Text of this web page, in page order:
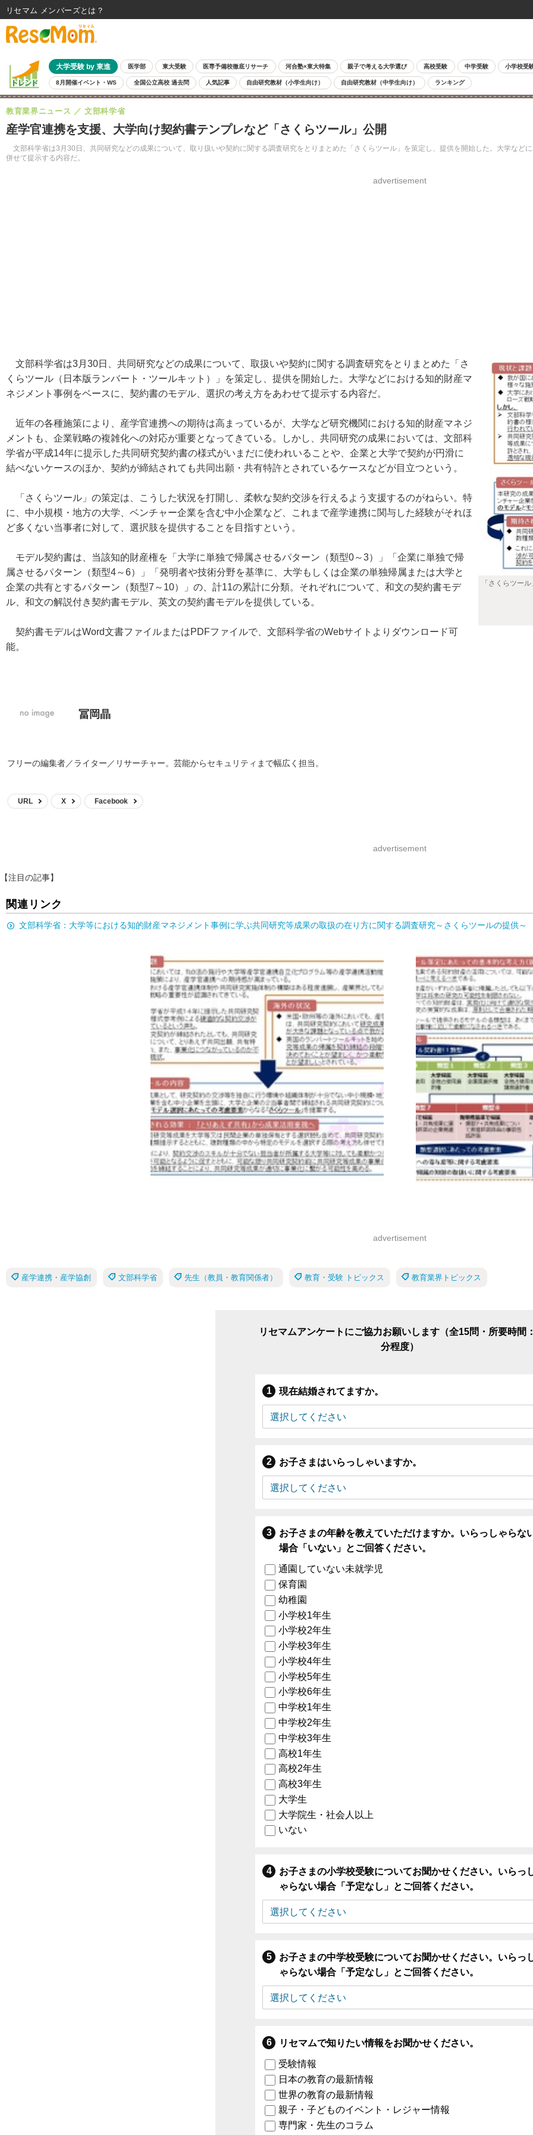
大学受験 by 東進 医学部 東大受験 医専予備校徹底リサーチ 河合塾×東大特集 親子で考える大学選び 高校受験 中学受験 小学校受
8月開催イベント・WS 全国公立高校 過去問 人気記事 自由研究教材（小学生向け） 自由研究教材（中学生向け） ランキング
産学官連携を支援、大学向け契約書テンプレなど「さくらツール」公開
文部科学省は3月30日、共同研究などの成果について、取り扱いや契約に関する調査研究をとりまとめた「さくらツール」を策定し、提供を開始した。大学など
併せて提示する内容だ。
教育業界ニュース 文部科学省
advertisement
「さくらツー
文部科学省は3月30日、共同研究などの成果について、取扱いや契約に関する調査研究をとりまとめた「さ
くらツール（日本版ランバート・ツールキット）」を策定し、提供を開始した。大学などにおける知的財産マ
ネジメント事例をベースに、契約書のモデル、選択の考え方をあわせて提示する内容だ。
近年の各種施策により、産学官連携への期待は高まっているが、大学など研究機関における知的財産マネジ
メントも、企業戦略の複雑化への対応が重要となってきている。しかし、共同研究の成果においては、文部科
学省が平成14年に提示した共同研究契約書の様式がいまだに使われいることや、企業と大学で契約が円滑に
結べないケースのほか、契約が締結されても共同出願・共有特許とされているケースなどが目立つという。
「さくらツール」の策定は、こうした状況を打開し、柔軟な契約交渉を行えるよう支援するのがねらい。特
に、中小規模・地方の大学、ベンチャー企業を含む中小企業など、これまで産学連携に関与した経験がそれほ
ど多くない当事者に対して、選択肢を提供することを目指すという。
モデル契約書は、当該知的財産権を「大学に単独で帰属させるパターン（類型0～3）」「企業に単独で帰
属させるパターン（類型4～6）」「発明者や技術分野を基準に、大学もしくは企業の単独帰属または大学と
企業の共有とするパターン（類型7～10）」の、計11の累計に分類。それぞれについて、和文の契約書モデ
ル、和文の解説付き契約書モデル、英文の契約書モデルを提供している。
契約書モデルはWord文書ファイルまたはPDFファイルで、文部科学省のWebサイトよりダウンロード可
能。
冨岡晶
フリーの編集者／ライター／リサーチャー。芸能からセキュリティまで幅広く担当。
URL X Facebook
advertisement
【注目の記事】
関連リンク
文部科学省：大学等における知的財産マネジメント事例に学ぶ共同研究等成果の取扱の在り方に関する調査研究～さくらツールの提供～
advertisement
産学連携・産学協創 文部科学省 先生（教員・教育関係者） 教育・受験 トピックス 教育業界トピックス
リセマムアンケートにご協力お願いします（全15問・所要時間
分程度）
現在結婚されてますか。
お子さまはいらっしゃいますか。
お子さまの年齢を教えていただけますか。いらっしゃらな
場合「いない」とご回答ください。
通園していない未就学児
保育園
幼稚園
小学校1年生
小学校2年生
小学校3年生
小学校4年生
小学校5年生
小学校6年生
中学校1年生
中学校2年生
中学校3年生
高校1年生
高校2年生
高校3年生
大学生
大学院生・社会人以上
いない
お子さまの小学校受験についてお聞かせください。いらっ
ゃらない場合「予定なし」とご回答ください。
お子さまの中学校受験についてお聞かせください。いらっ
ゃらない場合「予定なし」とご回答ください。
リセマムで知りたい情報をお聞かせください。
受験情報
日本の教育の最新情報
世界の教育の最新情報
親子・子どものイベント・レジャー情報
専門家・先生のコラム
リセマム メンバーズ